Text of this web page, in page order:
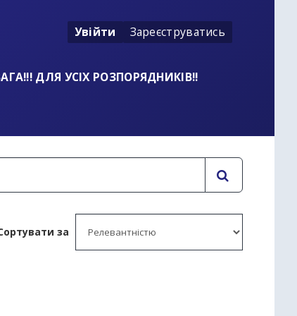
Увійти Зареєструватись
ДЛЯ УСІХ РОЗПОРЯДНИКІВ!!
за